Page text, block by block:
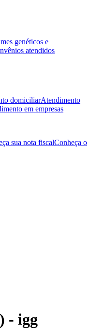
genéticos e
atendidos
domiciliarAtendimento
em empresas
sua nota fiscalConheça o
- igg